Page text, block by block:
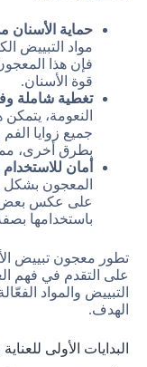
حماية الأسنان
مواد التبييض
فإن هذا
قوة الأسنان.
تغطية شاملة
النعومة،
جميع زوايا
بطرق أخرى،
أمان للاستخدام
المعجون بشكل
على عكس بعض
باستخدامها
تطور معجون تبييض
على التقدم في فهم
التبييض والمواد
الهدف.
البدايات الأولى